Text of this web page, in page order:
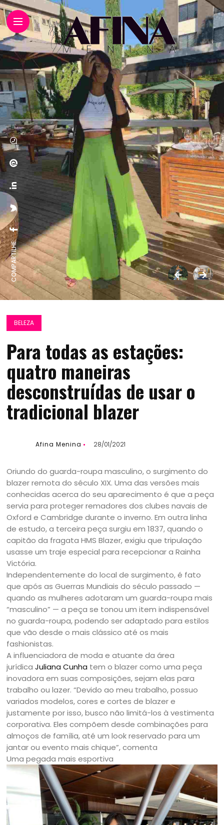
COMPARTILHE:
BELEZA
Para todas as estações:
quatro maneiras
desconstruídas de usar o
tradicional blazer
Afina Menina 28/01/2021
Oriundo do guarda-roupa masculino, o surgimento do
blazer remota do século XIX. Uma das versões mais
conhecidas acerca do seu aparecimento é que a peça
servia para proteger remadores dos clubes navais de
Oxford e Cambridge durante o inverno. Em outra linha
de estudo, a terceira peça surgiu em 1837, quando o
capitão da fragata HMS Blazer, exigiu que tripulação
usasse um traje especial para recepcionar a Rainha
Victória.
Independentemente do local de surgimento, é fato
que após as Guerras Mundiais do século passado —
quando as mulheres adotaram um guarda-roupa mais
“masculino” — a peça se tonou um item indispensável
no guarda-roupa, podendo ser adaptado para estilos
que vão desde o mais clássico até os mais
fashionistas.
A influenciadora de moda e atuante da área
jurídicaJuliana Cunha tem o blazer como uma peça
inovadora em suas composições, sejam elas para
trabalho ou lazer. “Devido ao meu trabalho, possuo
variados modelos, cores e cortes de blazer e
justamente por isso, busco não limitá-los à vestimenta
corporativa. Eles compõem desde combinações para
almoços de família, até um look reservado para um
jantar ou evento mais chique”, comenta
Uma pegada mais esportiva